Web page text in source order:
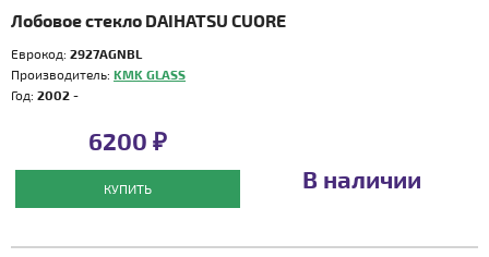
Лобовое стекло DAIHATSU CUORE
Еврокод: 2927AGNBL
Производитель: KMK GLASS
Год: 2002 -
6200 ₽
КУПИТЬ В наличии